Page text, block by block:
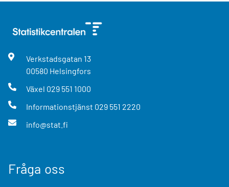
Verkstadsgatan 13
00580 Helsingfors
Växel 029 551 1000
Informationstjänst 029 551 2220
info@stat.fi
Fråga oss